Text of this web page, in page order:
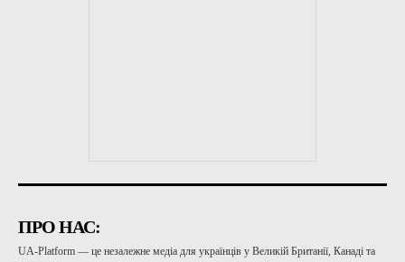
ПРО НАС:
UA-Platform — це незалежне медіа для українців у Великій Британії, Канаді та